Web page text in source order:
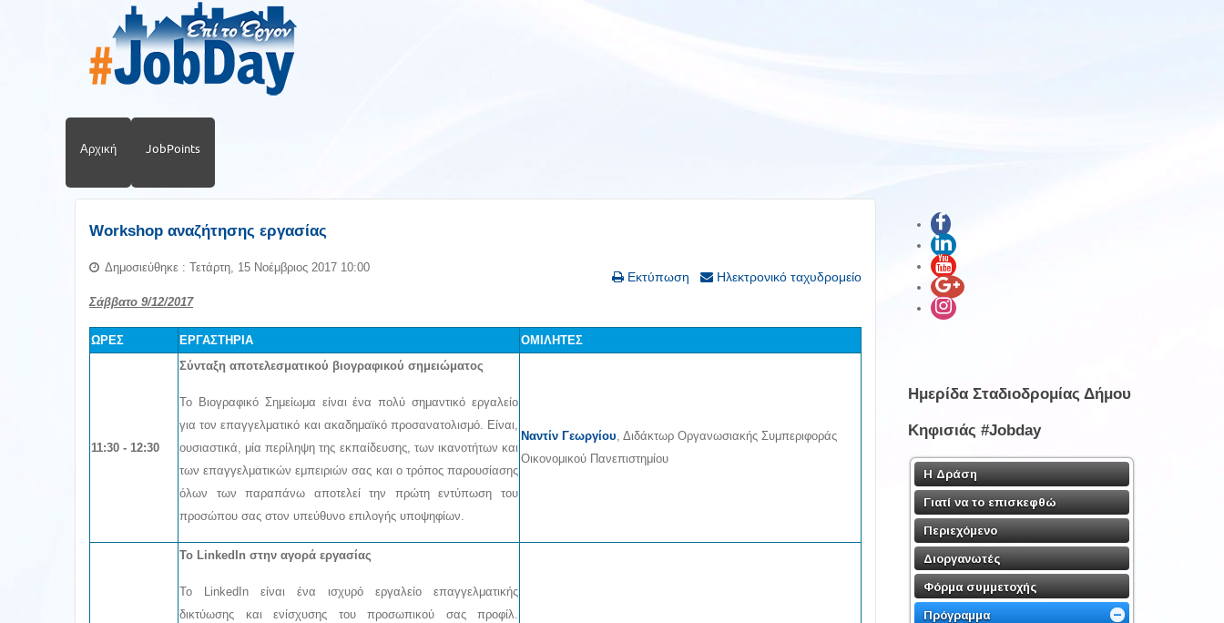
Αρχική JobPoints
Workshop αναζήτησης εργασίας
Εκτύπωση Ηλεκτρονικό ταχυδρομείο
Δημοσιεύθηκε : Τετάρτη, 15 Νοέμβριος 2017 10:00
Σάββατο 9/12/2017
ΩΡΕΣ ΕΡΓΑΣΤΗΡΙΑ ΟΜΙΛΗΤΕΣ
11:30 - 12:30
Σύνταξη αποτελεσματικού βιογραφικού σημειώματος
Το Βιογραφικό Σημείωμα είναι ένα πολύ σημαντικό εργαλείο
για τον επαγγελματικό και ακαδημαϊκό προσανατολισμό. Είναι,
ουσιαστικά, μία περίληψη της εκπαίδευσης, των ικανοτήτων και
των επαγγελματικών εμπειριών σας και ο τρόπος παρουσίασης
όλων των παραπάνω αποτελεί την πρώτη εντύπωση του
προσώπου σας στον υπεύθυνο επιλογής υποψηφίων.
Ναντίν Γεωργίου, Διδάκτωρ Οργανωσιακής Συμπεριφοράς
Οικονομικού Πανεπιστημίου
Το LinkedIn στην αγορά εργασίας
Το LinkedIn είναι ένα ισχυρό εργαλείο επαγγελματικής
δικτύωσης και ενίσχυσης του προσωπικού σας προφίλ.
Ημερίδα Σταδιοδρομίας Δήμου
Κηφισιάς #Jobday
Η Δράση
Γιατί να το επισκεφθώ
Περιεχόμενο
Διοργανωτές
Φόρμα συμμετοχής
Πρόγραμμα